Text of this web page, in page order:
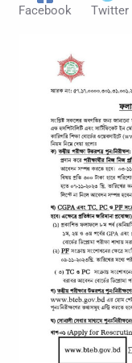
Facebook Twitter